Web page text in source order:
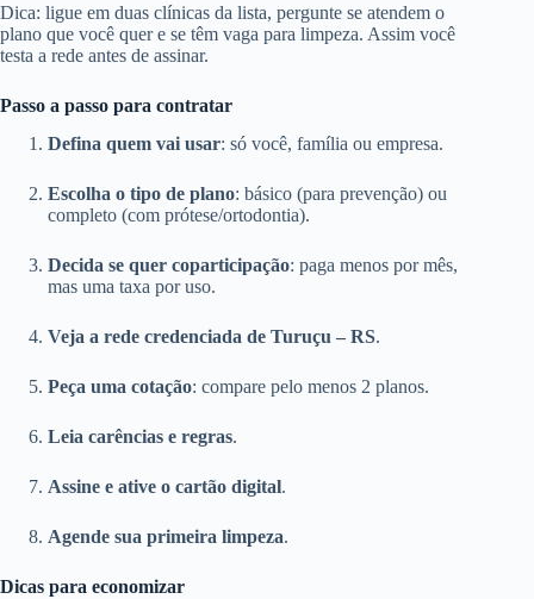
Dica: ligue em duas clínicas da lista, pergunte se atendem o
plano que você quer e se têm vaga para limpeza. Assim você
testa a rede antes de assinar.
Passo a passo para contratar
Defina quem vai usar: só você, família ou empresa.
Escolha o tipo de plano: básico (para prevenção) ou
completo (com prótese/ortodontia).
Decida se quer coparticipação: paga menos por mês,
mas uma taxa por uso.
Veja a rede credenciada de Turuçu – RS.
Peça uma cotação: compare pelo menos 2 planos.
Leia carências e regras.
Assine e ative o cartão digital.
Agende sua primeira limpeza.
Dicas para economizar